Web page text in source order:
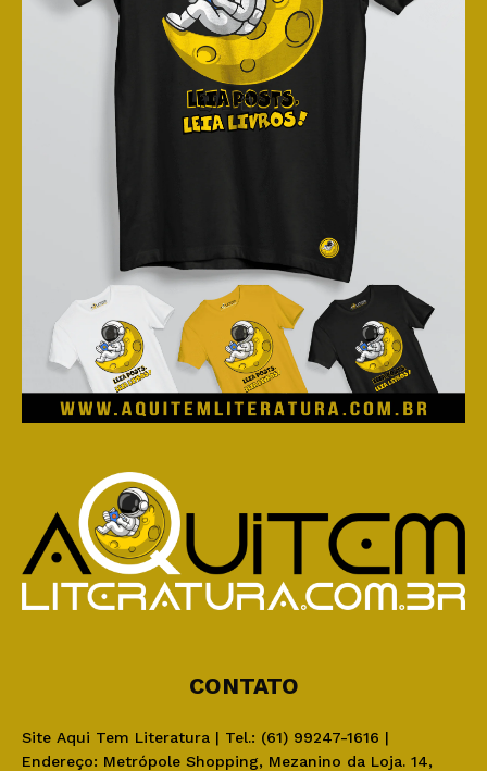
CONTATO
Site Aqui Tem Literatura | Tel.: (61) 99247-1616 |
Endereço: Metrópole Shopping, Mezanino da Loja. 14,